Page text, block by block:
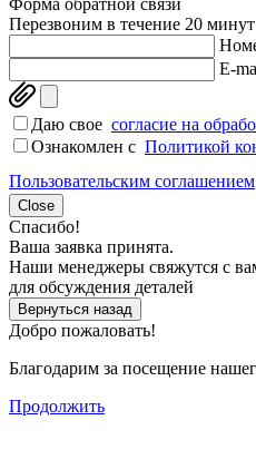
Перезвоним в течение 20 минут
E-
Даю свое согласие на
Ознакомлен c Политикой
Пользовательским соглашением
Close
Спасибо!
Ваша заявка принята.
Наши менеджеры свяжутся с
для обсуждения деталей
Вернуться назад
Добро пожаловать!
Благодарим за посещение
Продолжить